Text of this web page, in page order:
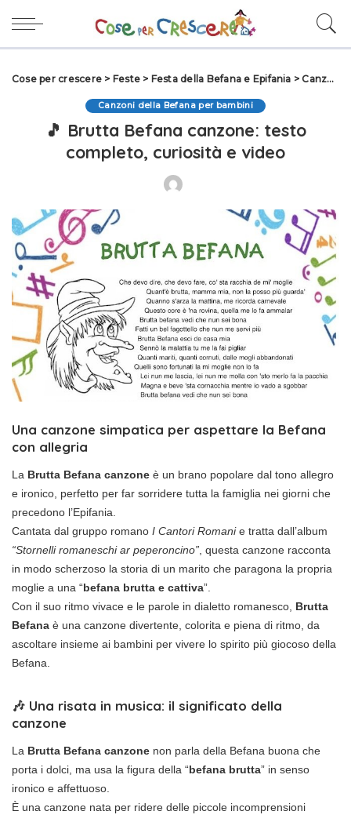
Cose per crescere > Feste > Festa della Befana e Epifania >Canzoni della Befana per bambini
Canzoni della Befana per bambini
🎵 Brutta Befana canzone: testo
completo, curiosità e video
Una canzone simpatica per aspettare la Befana
con allegria
La Brutta Befana canzone è un brano popolare dal tono allegro
e ironico, perfetto per far sorridere tutta la famiglia nei giorni che
precedono l’Epifania.
Cantata dal gruppo romano I Cantori Romanie tratta dall’album
“Stornelli romaneschi ar peperoncino” , questa canzone racconta
in modo scherzoso la storia di un marito che paragona la propria
moglie a una “befana brutta e cattiva”.
Con il suo ritmo vivace e le parole in dialetto romanesco, Brutta
Befana è una canzone divertente, colorita e piena di ritmo, da
ascoltare insieme ai bambini per vivere lo spirito più giocoso della
Befana.
🎶 Una risata in musica: il significato della
canzone
La Brutta Befana canzone non parla della Befana buona che
porta i dolci, ma usa la figura della “befana brutta” in senso
ironico e affettuoso.
È una canzone nata per ridere delle piccole incomprensioni